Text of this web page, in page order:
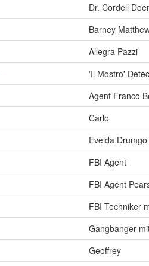
Dr. Cordell
Barney
Allegra Pazzi
'Il Mostro'
Agent Franco
Carlo
Evelda Drumgo
FBI Agent
FBI Agent
FBI Techniker
Gangbanger
Geoffrey